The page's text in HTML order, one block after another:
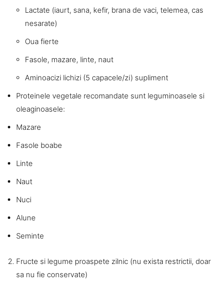
Lactate (iaurt, sana, kefir, brana de vaci, telemea, cas
nesarate)
Oua fierte
Fasole, mazare, linte, naut
Aminoacizi lichizi (5 capacele/zi) supliment
Proteinele vegetale recomandate sunt leguminoasele si
oleaginoasele:
Mazare
Fasole boabe
Linte
Naut
Nuci
Alune
Seminte
Fructe si legume proaspete zilnic (nu exista restrictii, doar
sa nu fie conservate)